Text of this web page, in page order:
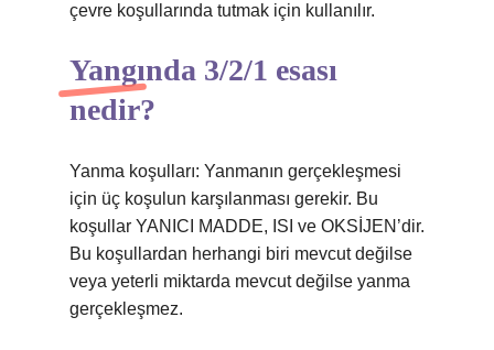
çevre koşullarında tutmak için kullanılır.
Yangında 3/2/1 esası
nedir?
Yanma koşulları: Yanmanın gerçekleşmesi
için üç koşulun karşılanması gerekir. Bu
koşullar YANICI MADDE, ISI ve OKSİJEN’dir.
Bu koşullardan herhangi biri mevcut değilse
veya yeterli miktarda mevcut değilse yanma
gerçekleşmez.